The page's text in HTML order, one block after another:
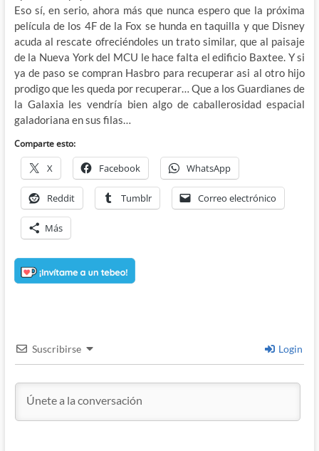
Eso sí, en serio, ahora más que nunca espero que la próxima
película de los 4F de la Fox se hunda en taquilla y que Disney
acuda al rescate ofreciéndoles un trato similar, que al paisaje
de la Nueva York del MCU le hace falta el edificio Baxtee. Y si
ya de paso se compran Hasbro para recuperar asi al otro hijo
prodigo que les queda por recuperar… Que a los Guardianes de
la Galaxia les vendría bien algo de caballerosidad espacial
galadoriana en sus filas…
Comparte esto:
X Facebook WhatsApp
Reddit Tumblr Correo electrónico
Más
Suscribirse Login